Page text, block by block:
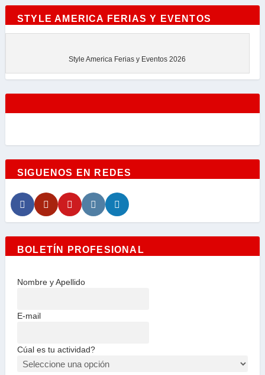
STYLE AMERICA FERIAS Y EVENTOS
Style America Ferias y Eventos 2026
SIGUENOS EN REDES
BOLETÍN PROFESIONAL
Nombre y Apellido
E-mail
Cúal es tu actividad?